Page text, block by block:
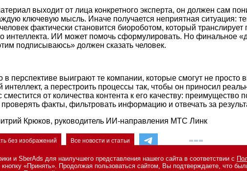
выходит от лица конкретного эксперта, он должен сам
ключевую мысль. Иначе получается неприятная ситуация:
фактически становится биороботом, который
интеллекта. ИИ может помочь сформулировать. Но финальное
подписываюсь» должен сказать человек.
в перспективе выиграют те компании, которые смогут не просто
интеллект, а перестроить процессы так, чтобы он приносил
от количества контента к его качеству: преимущество
факты, фильтровать информацию и отвечать за
Крюков, руководитель ИИ-направления МТС Линк
без изображений Все новости и статьи
данных,информация об авторских правах и порядке
и SberAds для наилучшего представления нашего сайта в соответствии с
«Принять». Продолжая пользоваться сайтом, Вы подтверждаете, что